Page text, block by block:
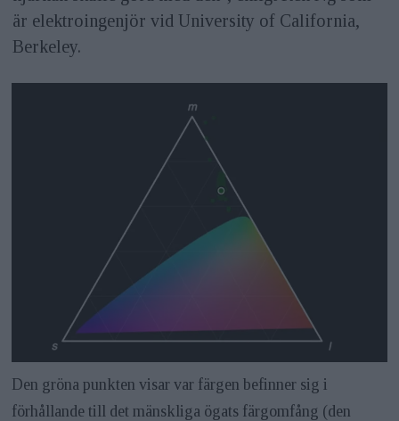
är elektroingenjör vid University of California,
Berkeley.
Den gröna punkten visar var färgen befinner sig i
förhållande till det mänskliga ögats färgomfång (den